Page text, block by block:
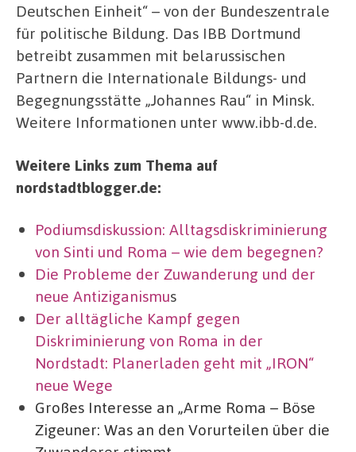
Deutschen Einheit“ – von der Bundeszentrale
für politische Bildung. Das IBB Dortmund
betreibt zusammen mit belarussischen
Partnern die Internationale Bildungs- und
Begegnungsstätte „Johannes Rau“ in Minsk.
Weitere Informationen unter www.ibb-d.de.
Weitere Links zum Thema auf
nordstadtblogger.de:
Podiumsdiskussion: Alltagsdiskriminierung
von Sinti und Roma – wie dem begegnen?
Die Probleme der Zuwanderung und der
neue Antiziganismus
Der alltägliche Kampf gegen
Diskriminierung von Roma in der
Nordstadt: Planerladen geht mit „IRON“
neue Wege
Großes Interesse an „Arme Roma – Böse
Zigeuner: Was an den Vorurteilen über die